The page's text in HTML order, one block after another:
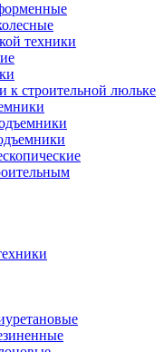
техники
к строительной люльке